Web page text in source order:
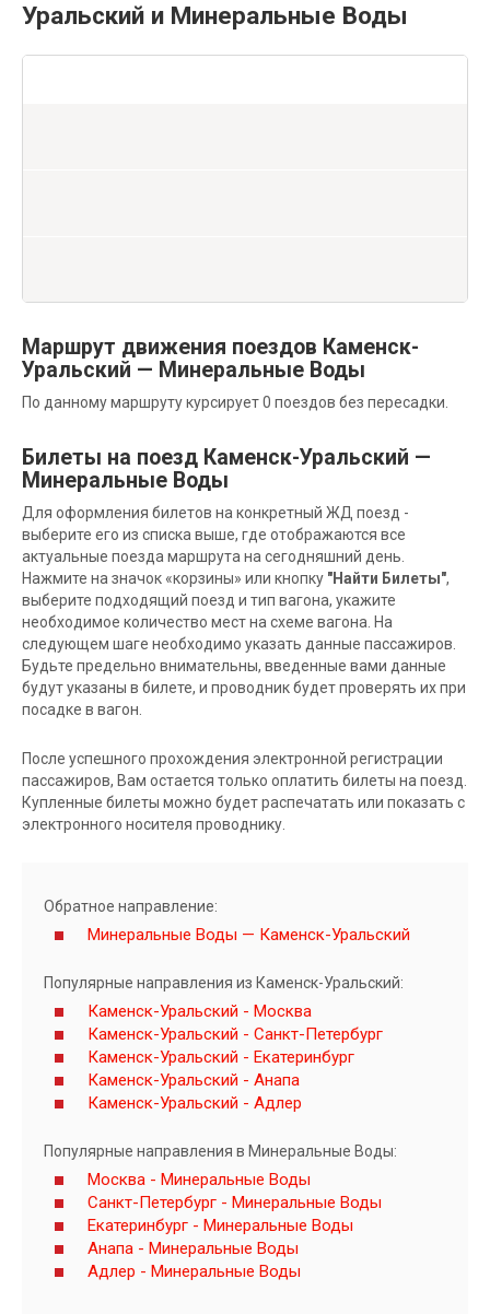
Уральский и Минеральные Воды
Маршрут движения поездов Каменск-
Уральский — Минеральные Воды
По данному маршруту курсирует 0 поездов без пересадки.
Билеты на поезд Каменск-Уральский —
Минеральные Воды
Для оформления билетов на конкретный ЖД поезд -
выберите его из списка выше, где отображаются все
актуальные поезда маршрута на сегодняшний день.
Нажмите на значок «корзины» или кнопку "Найти Билеты",
выберите подходящий поезд и тип вагона, укажите
необходимое количество мест на схеме вагона. На
следующем шаге необходимо указать данные пассажиров.
Будьте предельно внимательны, введенные вами данные
будут указаны в билете, и проводник будет проверять их при
посадке в вагон.
После успешного прохождения электронной регистрации
пассажиров, Вам остается только оплатить билеты на поезд.
Купленные билеты можно будет распечатать или показать с
электронного носителя проводнику.
Обратное направление:
Минеральные Воды — Каменск-Уральский
Популярные направления из Каменск-Уральский:
Каменск-Уральский - Москва
Каменск-Уральский - Санкт-Петербург
Каменск-Уральский - Екатеринбург
Каменск-Уральский - Анапа
Каменск-Уральский - Адлер
Популярные направления в Минеральные Воды:
Москва - Минеральные Воды
Санкт-Петербург - Минеральные Воды
Екатеринбург - Минеральные Воды
Анапа - Минеральные Воды
Адлер - Минеральные Воды